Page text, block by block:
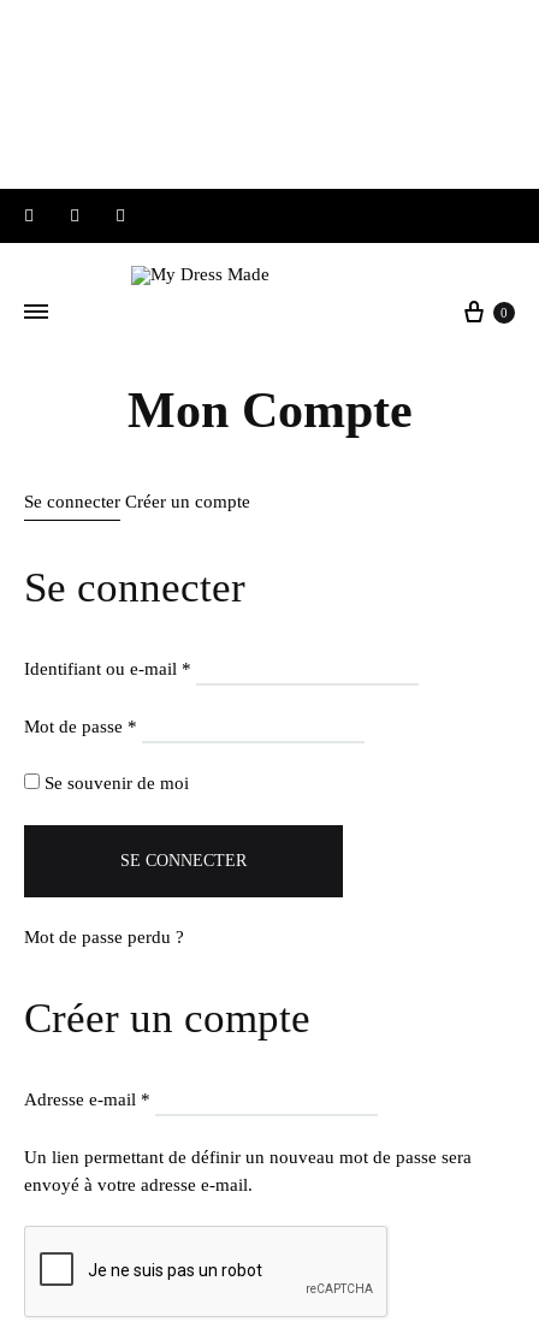
InstagramFacebook
Panier
0
Mon Compte
Se connecter Créer un compte
Se connecter
Identifiant ou e-mail *
Mot de passe *
Se souvenir de moi
SE CONNECTER
Mot de passe perdu ?
Créer un compte
Adresse e-mail *
Un lien permettant de définir un nouveau mot de passe sera
envoyé à votre adresse e-mail.